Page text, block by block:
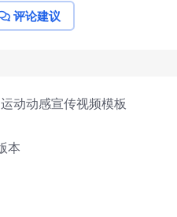
评论建议
动动感宣传视频模板
本